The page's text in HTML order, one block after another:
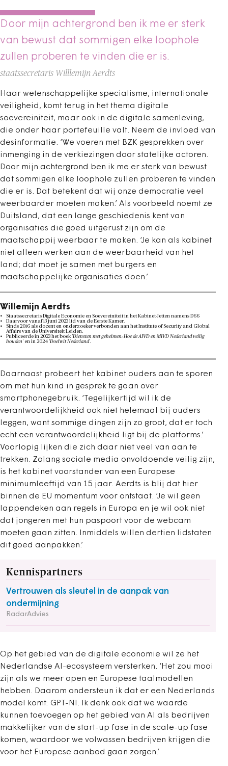
Door mijn achtergrond ben ik me er sterk
van bewust dat sommigen elke loophole
zullen proberen te vinden die er is.
staatssecretaris Willlemijn Aerdts
Haar wetenschappelijke specialisme, internationale
veiligheid, komt terug in het thema digitale
soevereiniteit, maar ook in de digitale samenleving,
die onder haar portefeuille valt. Neem de invloed van
desinformatie. ‘We voeren met BZK gesprekken over
inmenging in de verkiezingen door statelijke actoren.
Door mijn achtergrond ben ik me er sterk van bewust
dat sommigen elke loophole zullen proberen te vinden
die er is. Dat betekent dat wij onze democratie veel
weerbaarder moeten maken.’ Als voorbeeld noemt ze
Duitsland, dat een lange geschiedenis kent van
organisaties die goed uitgerust zijn om de
maatschappij weerbaar te maken. ‘Je kan als kabinet
niet alleen werken aan de weerbaarheid van het
land; dat moet je samen met burgers en
maatschappelijke organisaties doen.’
Willemijn Aerdts
Staatssecretaris Digitale Economie en Soevereiniteit in het Kabinet-Jetten namens D66
Daarvoor vanaf 13 juni 2023 lid van de Eerste Kamer.
Sinds 2016 als docent en onderzoeker verbonden aan het Institute of Security and Global
Affairs van de Universiteit Leiden.
Publiceerde in 2023 het boek 'Diensten met geheimen: Hoe de AIVD en MIVD Nederland veilig
houden' en in 2024 'Doelwit Nederland'
Daarnaast probeert het kabinet ouders aan te sporen
om met hun kind in gesprek te gaan over
smartphonegebruik. ‘Tegelijkertijd wil ik de
verantwoordelijkheid ook niet helemaal bij ouders
leggen, want sommige dingen zijn zo groot, dat er toch
echt een verantwoordelijkheid ligt bij de platforms.’
Voorlopig lijken die zich daar niet veel van aan te
trekken. Zolang sociale media onvoldoende veilig zijn,
is het kabinet voorstander van een Europese
minimumleeftijd van 15 jaar. Aerdts is blij dat hier
binnen de EU momentum voor ontstaat. ‘Je wil geen
lappendeken aan regels in Europa en je wil ook niet
dat jongeren met hun paspoort voor de webcam
moeten gaan zitten. Inmiddels willen dertien lidstaten
dit goed aanpakken.’
Kennispartners
Vertrouwen als sleutel in de aanpak van
ondermijning
RadarAdvies
Op het gebied van de digitale economie wil ze het
Nederlandse AI-ecosysteem versterken. ‘Het zou mooi
zijn als we meer open en Europese taalmodellen
hebben. Daarom ondersteun ik dat er een Nederlands
model komt: GPT-Nl. Ik denk ook dat we waarde
kunnen toevoegen op het gebied van AI als bedrijven
makkelijker van de start-up fase in de scale-up fase
komen, waardoor we volwassen bedrijven krijgen die
voor het Europese aanbod gaan zorgen.’